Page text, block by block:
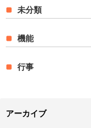
未分類
機能
行事
アーカイブ